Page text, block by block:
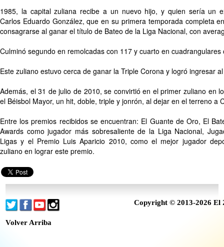
1985, la capital zuliana recibe a un nuevo hijo, y quien sería un
Carlos Eduardo González, que en su primera temporada completa
consagrarse al ganar el título de Bateo de la Liga Nacional, con
Culminó segundo en remolcadas con 117 y cuarto en cuadrangulares
Este zuliano estuvo cerca de ganar la Triple Corona y logró ingresar
Además, el 31 de julio de 2010, se convirtió en el primer zuliano en
el Béisbol Mayor, un hit, doble, triple y jonrón, al dejar en el terreno a
Entre los premios recibidos se encuentran: El Guante de Oro, El
Awards como jugador más sobresaliente de la Liga Nacional,
Ligas y el Premio Luis Aparicio 2010, como el mejor jugador
zuliano en lograr este premio.
Copyright © 2013-2026 El
Volver Arriba